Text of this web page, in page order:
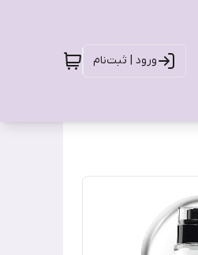
ورود | ثبت‌نام